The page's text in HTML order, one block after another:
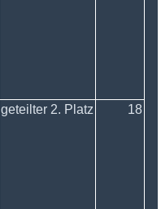
geteilter 2. Platz 18